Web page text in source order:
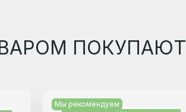
ПОКУПАЮТ
Мы рекомендуем